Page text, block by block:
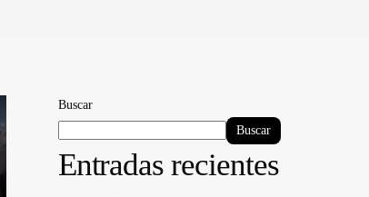
Buscar
Buscar
Entradas recientes